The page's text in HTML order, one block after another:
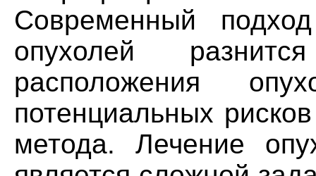
Современный
опухолей
расположения
потенциальных
метода. Лечение